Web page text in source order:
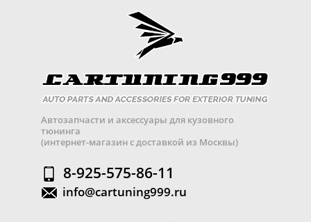
Автозапчасти и аксессуары для кузовного
тюнинга
(интернет-магазин с доставкой из Москвы)
8-925-575-86-11
info@cartuning999.ru